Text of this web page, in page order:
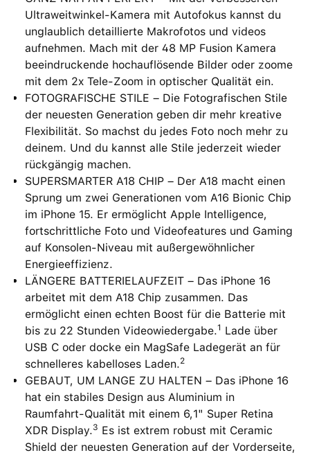
Ultraweitwinkel-Kamera mit Autofokus kannst du
unglaublich detaillierte Makrofotos und videos
aufnehmen. Mach mit der 48 MP Fusion Kamera
beeindruckende hochauflösende Bilder oder zoome
mit dem 2x Tele-Zoom in optischer Qualität ein.
FOTOGRAFISCHE STILE – Die Fotografischen Stile
der neuesten Generation geben dir mehr kreative
Flexibilität. So machst du jedes Foto noch mehr zu
deinem. Und du kannst alle Stile jederzeit wieder
rückgängig machen.
SUPERSMARTER A18 CHIP – Der A18 macht einen
Sprung um zwei Generationen vom A16 Bionic Chip
im iPhone 15. Er ermöglicht Apple Intelligence,
fortschrittliche Foto und Videofeatures und Gaming
auf Konsolen-Niveau mit außergewöhnlicher
Energieeffizienz.
LÄNGERE BATTERIELAUFZEIT – Das iPhone 16
arbeitet mit dem A18 Chip zusammen. Das
ermöglicht einen echten Boost für die Batterie mit
bis zu 22 Stunden Videowiedergabe.1 Lade über
USB C oder docke ein MagSafe Ladegerät an für
schnelleres kabelloses Laden.2
GEBAUT, UM LANGE ZU HALTEN – Das iPhone 16
hat ein stabiles Design aus Aluminium in
Raumfahrt-Qualität mit einem 6,1" Super Retina
XDR Display.3 Es ist extrem robust mit Ceramic
Shield der neuesten Generation auf der Vorderseite,